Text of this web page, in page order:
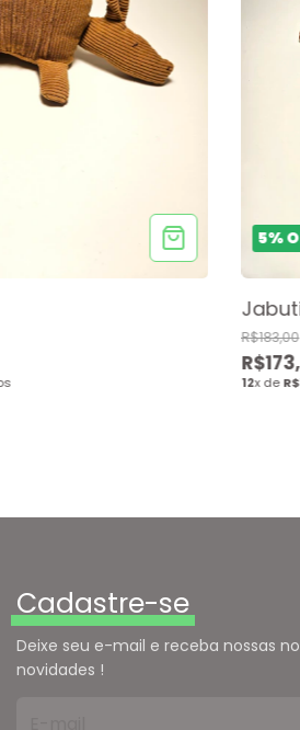
5%
R$183,00
12x de
Cadastre-se
Deixe seu e-mail e receba nossas
novidades !